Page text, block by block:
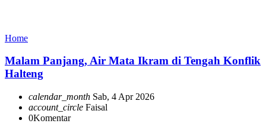
Home
Malam Panjang, Air Mata Ikram di Tengah Konflik
Halteng
calendar_month Sab, 4 Apr 2026
account_circle Faisal
0Komentar